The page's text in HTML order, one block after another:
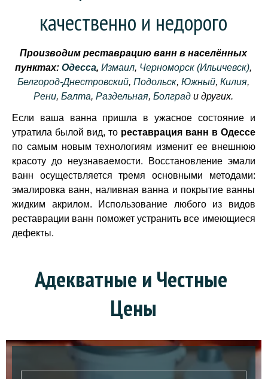
качественно и недорого
Производим реставрацию ванн в населённых
пунктах:Одесса, Измаил, Черноморск (Ильичевск),
Белгород-Днестровский,Подольск,Южный,Килия,
Рени,Балта,Раздельная,Болград и других.
Если ваша ванна пришла в ужасное состояние и
утратила былой вид, то реставрация ванн в Одессе
по самым новым технологиям изменит ее внешнюю
красоту до неузнаваемости. Восстановление эмали
ванн осуществляется тремя основными методами:
эмалировка ванн, наливная ванна и покрытие ванны
жидким акрилом. Использование любого из видов
реставрации ванн поможет устранить все имеющиеся
дефекты.
Адекватные и Честные
Цены